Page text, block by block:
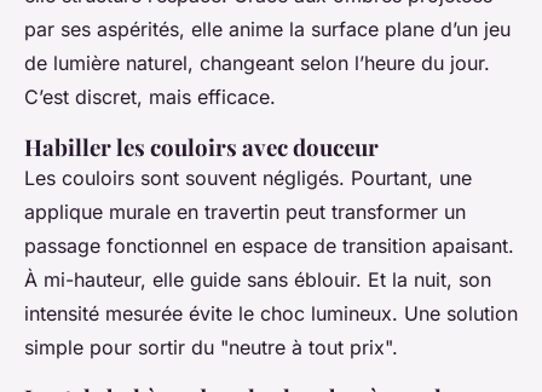
par ses aspérités, elle anime la surface plane d’un jeu
de lumière naturel, changeant selon l’heure du jour.
C’est discret, mais efficace.
Habiller les couloirs avec douceur
Les couloirs sont souvent négligés. Pourtant, une
applique murale en travertin peut transformer un
passage fonctionnel en espace de transition apaisant.
À mi-hauteur, elle guide sans éblouir. Et la nuit, son
intensité mesurée évite le choc lumineux. Une solution
simple pour sortir du "neutre à tout prix".